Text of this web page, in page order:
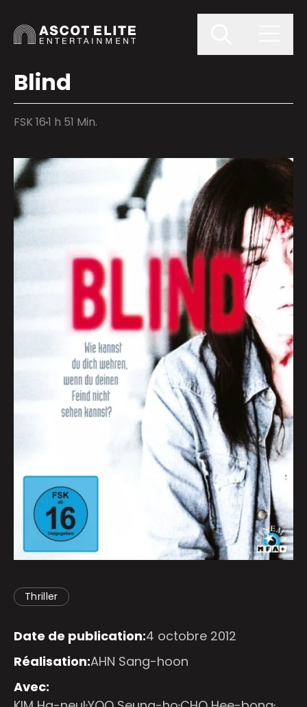
Blind
FSK 161 h 51 Min.
Thriller
Date de publication:4 octobre 2012
Réalisation:AHN Sang-hoon
Avec: